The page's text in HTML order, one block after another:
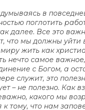
в
поглотить
далее. Все это
что мы должны уйти
жить как
нечто самое
с Богом, а
служит, это
– не полезно. Как
какого мы
к тому, что нам